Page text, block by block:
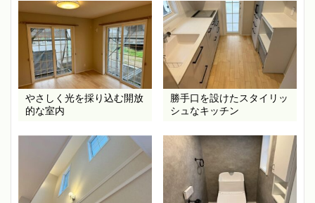
やさしく光を採り込む開放
的な室内
勝手口を設けたスタイリッ
シュなキッチン